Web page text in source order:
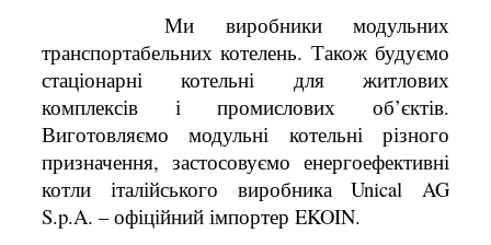
Ми виробники модульних
транспортабельних котелень. Також будуємо
стаціонарні котельні для житлових
комплексів і промислових об’єктів.
Виготовляємо модульні котельні різного
призначення, застосовуємо енергоефективні
котли італійського виробника Unical AG
S.p.A. – офіційний імпортер EKOIN.